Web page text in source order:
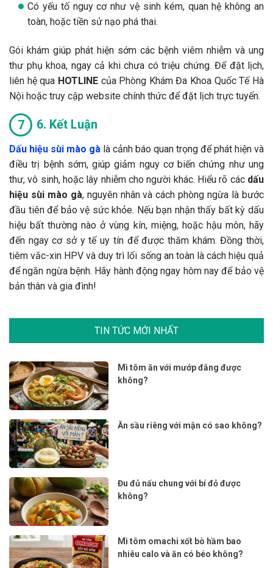
Có yếu tố nguy cơ như vệ sinh kém, quan hệ không an
toàn, hoặc tiền sử nạo phá thai.
Gói khám giúp phát hiện sớm các bệnh viêm nhiễm và ung
thư phụ khoa, ngay cả khi chưa có triệu chứng. Để đặt lịch,
liên hệ qua HOTLINEcủa Phòng Khám Đa Khoa Quốc Tế Hà
Nội hoặc truy cập website chính thức để đặt lịch trực tuyến.
6. Kết Luận
Dấu hiệu sùi mào gà là cảnh báo quan trọng để phát hiện và
điều trị bệnh sớm, giúp giảm nguy cơ biến chứng như ung
thư, vô sinh, hoặc lây nhiễm cho người khác. Hiểu rõ các dấu
hiệu sùi mào gà, nguyên nhân và cách phòng ngừa là bước
đầu tiên để bảo vệ sức khỏe. Nếu bạn nhận thấy bất kỳ dấu
hiệu bất thường nào ở vùng kín, miệng, hoặc hậu môn, hãy
đến ngay cơ sở y tế uy tín để được thăm khám. Đồng thời,
tiêm vắc-xin HPV và duy trì lối sống an toàn là cách hiệu quả
để ngăn ngừa bệnh. Hãy hành động ngay hôm nay để bảo vệ
bản thân và gia đình!
TIN TỨC MỚI NHẤT
Mì tôm ăn với mướp đắng được
không?
Ăn sầu riêng với mận có sao không?
Đu đủ nấu chung với bí đỏ được
không?
Mì tôm omachi xốt bò hầm bao
nhiêu calo và ăn có béo không?